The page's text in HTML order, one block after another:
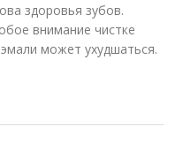
здоровья зубов.
внимание чистке
может ухудшаться.